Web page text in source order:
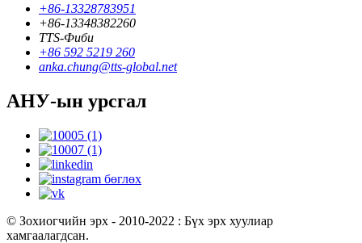
+86-13328783951
+86-13348382260
TTS-Фиби
+86 592 5219 260
anka.chung@tts-global.net
АНУ-ын урсгал
© Зохиогчийн эрх - 2010-2022 : Бүх эрх хуулиар
хамгаалагдсан.